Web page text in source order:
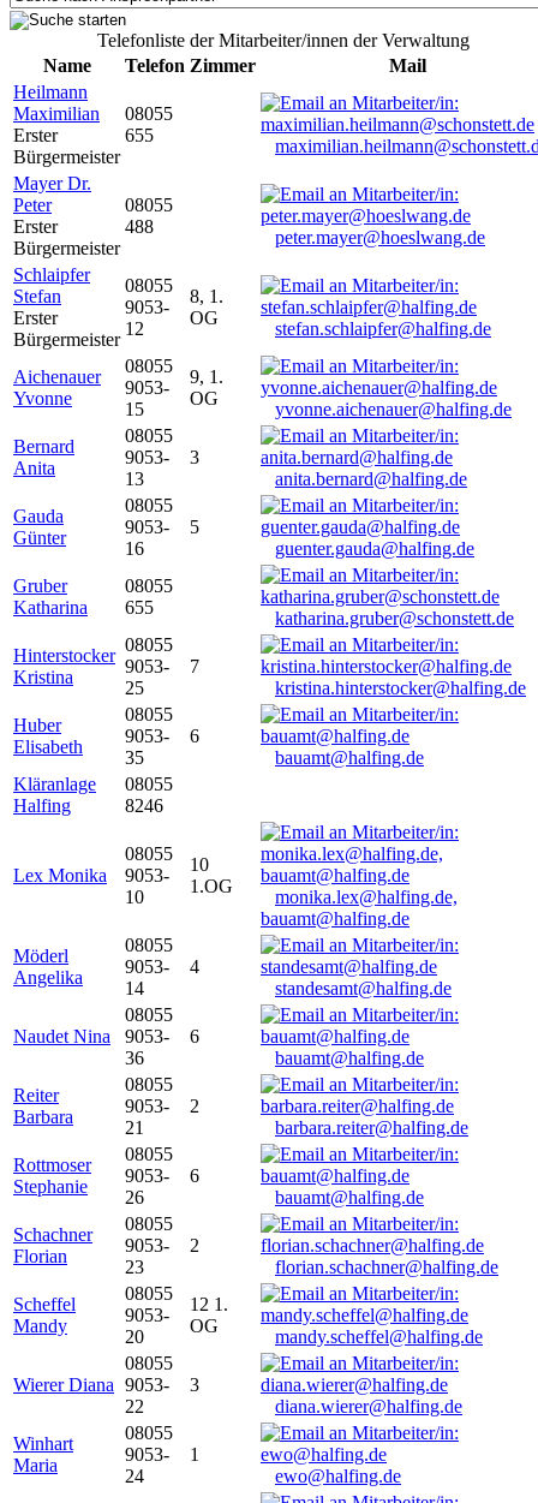
Telefonliste der Mitarbeiter/innen der Verwaltung
Name
Telefon Zimmer
Mail
Heilmann
Maximilian
Erster
Bürgermeister
08055
655
Mayer Dr.
Peter
Erster
Bürgermeister
08055
488
peter.mayer@hoeslwang.de
Schlaipfer
Stefan
Erster
Bürgermeister
08055
9053-
12
8, 1.
OG
stefan.schlaipfer@halfing.de
Aichenauer
Yvonne
08055
9053-
15
9, 1.
OG
yvonne.aichenauer@halfing.de
Bernard
Anita
08055
9053-
13
3
anita.bernard@halfing.de
Gauda
Günter
08055
9053-
16
5
guenter.gauda@halfing.de
Gruber
Katharina
08055
655
katharina.gruber@schonstett.de
Hinterstocker
Kristina
08055
9053-
25
7
kristina.hinterstocker@halfing.de
Huber
Elisabeth
08055
9053-
35
6
bauamt@halfing.de
Kläranlage
Halfing
08055
8246
Lex Monika
08055
9053-
10
10
1.OG
monika.lex@halfing.de,
bauamt@halfing.de
Möderl
Angelika
08055
9053-
14
4
standesamt@halfing.de
Naudet Nina
08055
9053-
36
6
bauamt@halfing.de
Reiter
Barbara
08055
9053-
21
2
barbara.reiter@halfing.de
Rottmoser
Stephanie
08055
9053-
26
6
bauamt@halfing.de
Schachner
Florian
08055
9053-
23
2
florian.schachner@halfing.de
Scheffel
Mandy
08055
9053-
20
12 1.
OG
mandy.scheffel@halfing.de
Wierer Diana
08055
9053-
22
3
diana.wierer@halfing.de
Winhart
Maria
08055
9053-
24
1
ewo@halfing.de